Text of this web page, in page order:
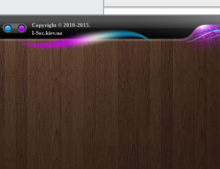
Copyright © 2010-2015.
I-Soc.kiev.ua